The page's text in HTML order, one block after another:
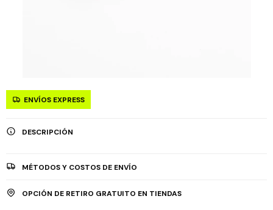
ENVÍOS EXPRESS
DESCRIPCIÓN
MÉTODOS Y COSTOS DE ENVÍO
OPCIÓN DE RETIRO GRATUITO EN TIENDAS